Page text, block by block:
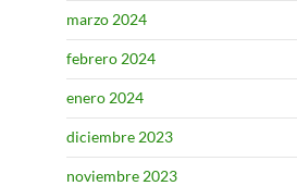
marzo 2024
febrero 2024
enero 2024
diciembre 2023
noviembre 2023